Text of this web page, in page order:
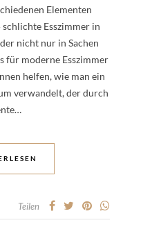
Elementen
schlichte Esszimmer in
nicht nur in Sachen
für moderne Esszimmer
helfen, wie man ein
verwandelt, der durch
Teilen